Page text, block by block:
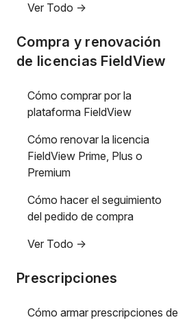
Ver Todo ->
Compra y renovación
de licencias FieldView
Cómo comprar por la
plataforma FieldView
Cómo renovar la licencia
FieldView Prime, Plus o
Premium
Cómo hacer el seguimiento
del pedido de compra
Ver Todo ->
Prescripciones
Cómo armar prescripciones de